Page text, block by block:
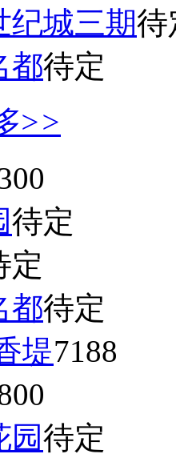
纪城三期待
都待定
>>
待定
定
都待定
堤7188
园待定